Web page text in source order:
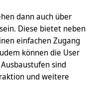
dann auch über
Diese bietet neben
einfachen Zugang
können die User
sind
und weitere